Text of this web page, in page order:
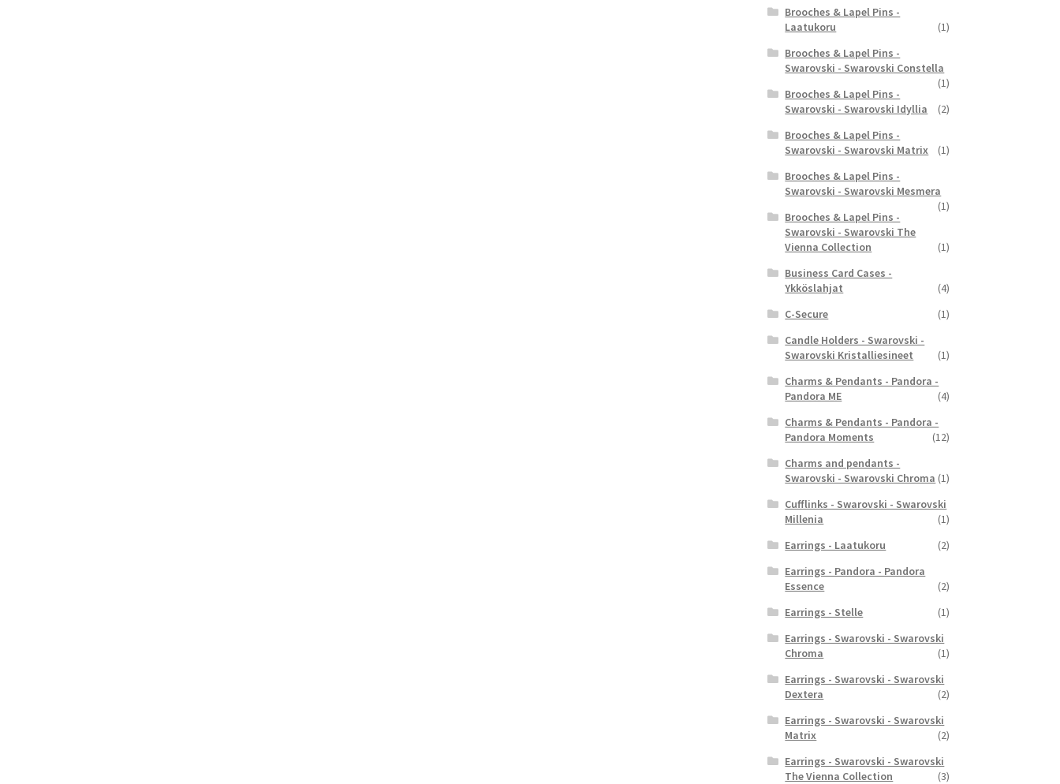
Brooches & Lapel Pins -
Laatukoru
(1)
Brooches & Lapel Pins -
Swarovski - Swarovski Constella
(1)
Brooches & Lapel Pins -
Swarovski - Swarovski Idyllia
(2)
Brooches & Lapel Pins -
Swarovski - Swarovski Matrix
(1)
Brooches & Lapel Pins -
Swarovski - Swarovski Mesmera
(1)
Brooches & Lapel Pins -
Swarovski - Swarovski The
Vienna Collection
(1)
Business Card Cases -
Ykköslahjat
(4)
C-Secure
(1)
Candle Holders - Swarovski -
Swarovski Kristalliesineet
(1)
Charms & Pendants - Pandora -
Pandora ME
(4)
Charms & Pendants - Pandora -
Pandora Moments
(12)
Charms and pendants -
Swarovski - Swarovski Chroma (1)
Cufflinks - Swarovski - Swarovski
Millenia
(1)
Earrings - Laatukoru
(2)
Earrings - Pandora - Pandora
Essence
(2)
Earrings - Stelle
(1)
Earrings - Swarovski - Swarovski
Chroma
(1)
Earrings - Swarovski - Swarovski
Dextera
(2)
Earrings - Swarovski - Swarovski
Matrix
(2)
Earrings - Swarovski - Swarovski
The Vienna Collection
(3)